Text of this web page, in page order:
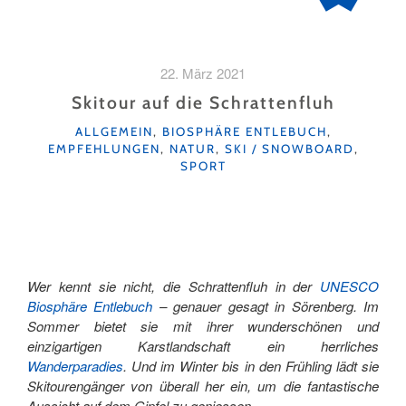
22. März 2021
Skitour auf die Schrattenfluh
KATEGORIEN
ALLGEMEIN, BIOSPHÄRE ENTLEBUCH,
EMPFEHLUNGEN, NATUR, SKI / SNOWBOARD,
SPORT
Wer kennt sie nicht, die Schrattenfluh in der UNESCO
Biosphäre Entlebuch – genauer gesagt in Sörenberg. Im
Sommer bietet sie mit ihrer wunderschönen und
einzigartigen Karstlandschaft ein herrliches
Wanderparadies. Und im Winter bis in den Frühling lädt sie
Skitourengänger von überall her ein, um die fantastische